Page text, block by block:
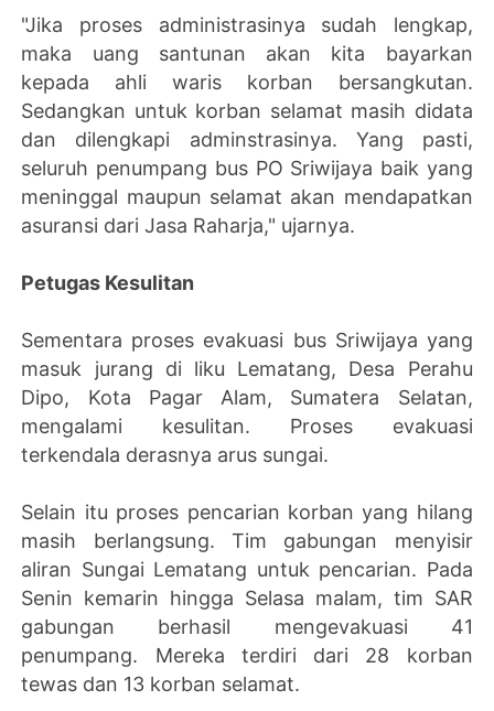
"Jika proses administrasinya sudah lengkap,
maka uang santunan akan kita bayarkan
kepada ahli waris korban bersangkutan.
Sedangkan untuk korban selamat masih didata
dan dilengkapi adminstrasinya. Yang pasti,
seluruh penumpang bus PO Sriwijaya baik yang
meninggal maupun selamat akan mendapatkan
asuransi dari Jasa Raharja," ujarnya.
Petugas Kesulitan
Sementara proses evakuasi bus Sriwijaya yang
masuk jurang di liku Lematang, Desa Perahu
Dipo, Kota Pagar Alam, Sumatera Selatan,
mengalami kesulitan. Proses evakuasi
terkendala derasnya arus sungai.
Selain itu proses pencarian korban yang hilang
masih berlangsung. Tim gabungan menyisir
aliran Sungai Lematang untuk pencarian. Pada
Senin kemarin hingga Selasa malam, tim SAR
gabungan berhasil mengevakuasi 41
penumpang. Mereka terdiri dari 28 korban
tewas dan 13 korban selamat.